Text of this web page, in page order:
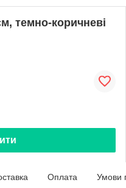
темно-коричневі
Оплата Умови